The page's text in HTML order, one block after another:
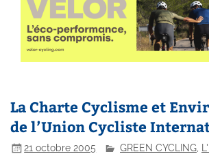
La Charte Cyclisme et
de l’Union Cycliste
21 octobre 2005 GREEN CYCLING